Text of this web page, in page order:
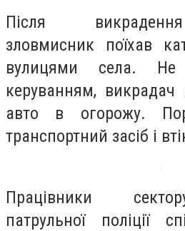
Після
зловмисник поїхав
вулицями села.
керуванням, викрадач
авто в огорожу.
транспортний засіб і
Працівники
патрульної поліції